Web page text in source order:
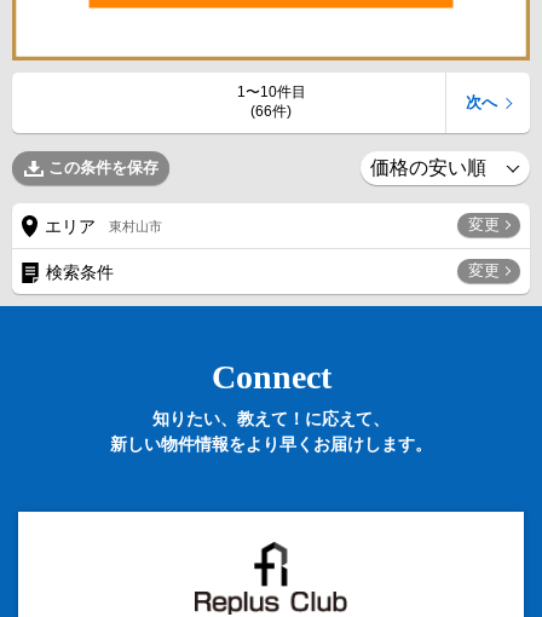
1〜10件目
(66件)
次へ
この条件を保存
エリア 東村山市 変更
検索条件 変更
Connect
知りたい、教えて！に応えて、
新しい物件情報をより早くお届けします。